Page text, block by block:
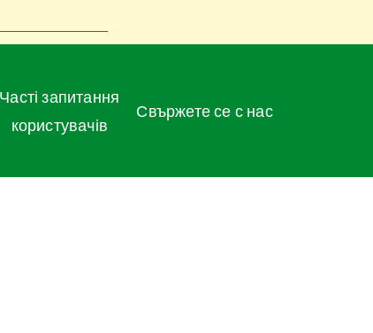
Часті запитання
користувачів
Свържете се с нас